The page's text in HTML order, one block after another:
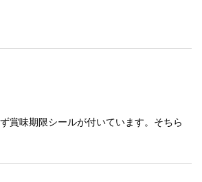
賞味期限シールが付いています。そちら